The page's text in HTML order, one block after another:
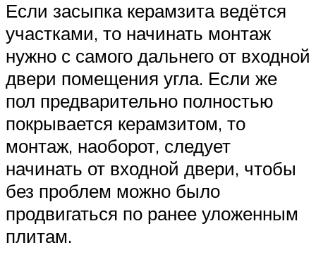
Если засыпка керамзита ведётся
участками, то начинать монтаж
нужно с самого дальнего от входной
двери помещения угла. Если же
пол предварительно полностью
покрывается керамзитом, то
монтаж, наоборот, следует
начинать от входной двери, чтобы
без проблем можно было
продвигаться по ранее уложенным
плитам.